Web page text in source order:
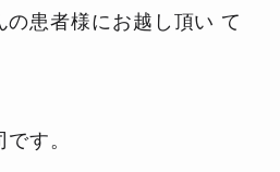
の患者様にお越し頂い て
す。